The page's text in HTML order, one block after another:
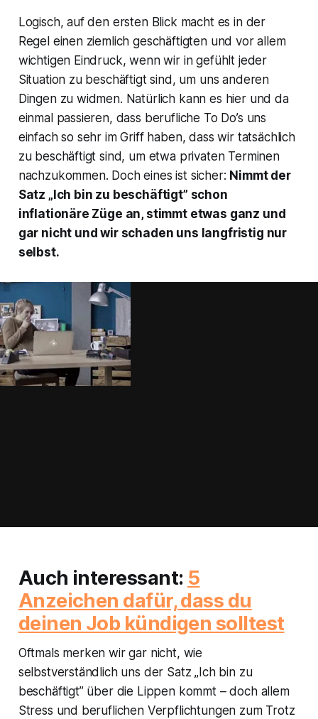
Logisch, auf den ersten Blick macht es in der
Regel einen ziemlich geschäftigten und vor allem
wichtigen Eindruck, wenn wir in gefühlt jeder
Situation zu beschäftigt sind, um uns anderen
Dingen zu widmen. Natürlich kann es hier und da
einmal passieren, dass berufliche To Do’s uns
einfach so sehr im Griff haben, dass wir tatsächlich
zu beschäftigt sind, um etwa privaten Terminen
nachzukommen. Doch eines ist sicher: Nimmt der
Satz „Ich bin zu beschäftigt” schon
inflationäre Züge an, stimmt etwas ganz und
gar nicht und wir schaden uns langfristig nur
selbst.
Auch interessant: 5
Anzeichen dafür, dass du
deinen Job kündigen solltest
Oftmals merken wir gar nicht, wie
selbstverständlich uns der Satz „Ich bin zu
beschäftigt” über die Lippen kommt – doch allem
Stress und beruflichen Verpflichtungen zum Trotz